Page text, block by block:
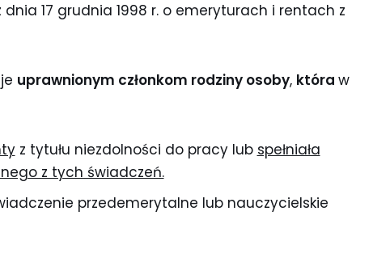
17 grudnia 1998 r. o emeryturach i rentach z
uprawnionym członkom rodziny osoby, która w
z tytułu niezdolności do pracy lub spełniała
z tych świadczeń.
przedemerytalne lub nauczycielskie